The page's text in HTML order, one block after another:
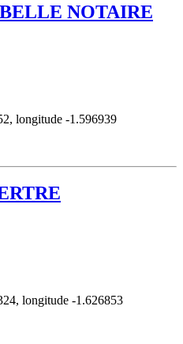
NOTAIRE
longitude -1.596939
longitude -1.626853